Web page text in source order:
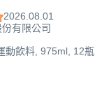
2026.08.01
有限公司
動飲料, 975ml, 12瓶